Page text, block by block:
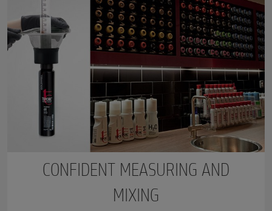
CONFIDENT MEASURING AND
MIXING